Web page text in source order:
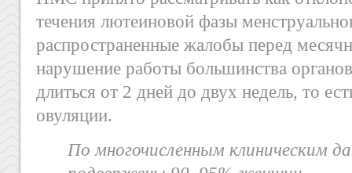
течения лютеиновой фазы
распространенные жалобы перед
нарушение работы большинства
длиться от 2 дней до двух недель, то
овуляции.
По многочисленным клиническим